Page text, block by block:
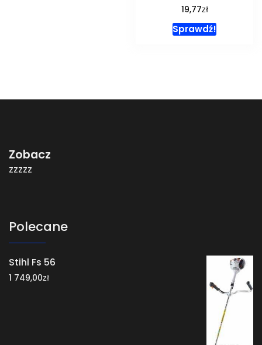
19,77zł
Sprawdź!
Zobacz
zzzzz
Polecane
Stihl Fs 56
1 749,00zł